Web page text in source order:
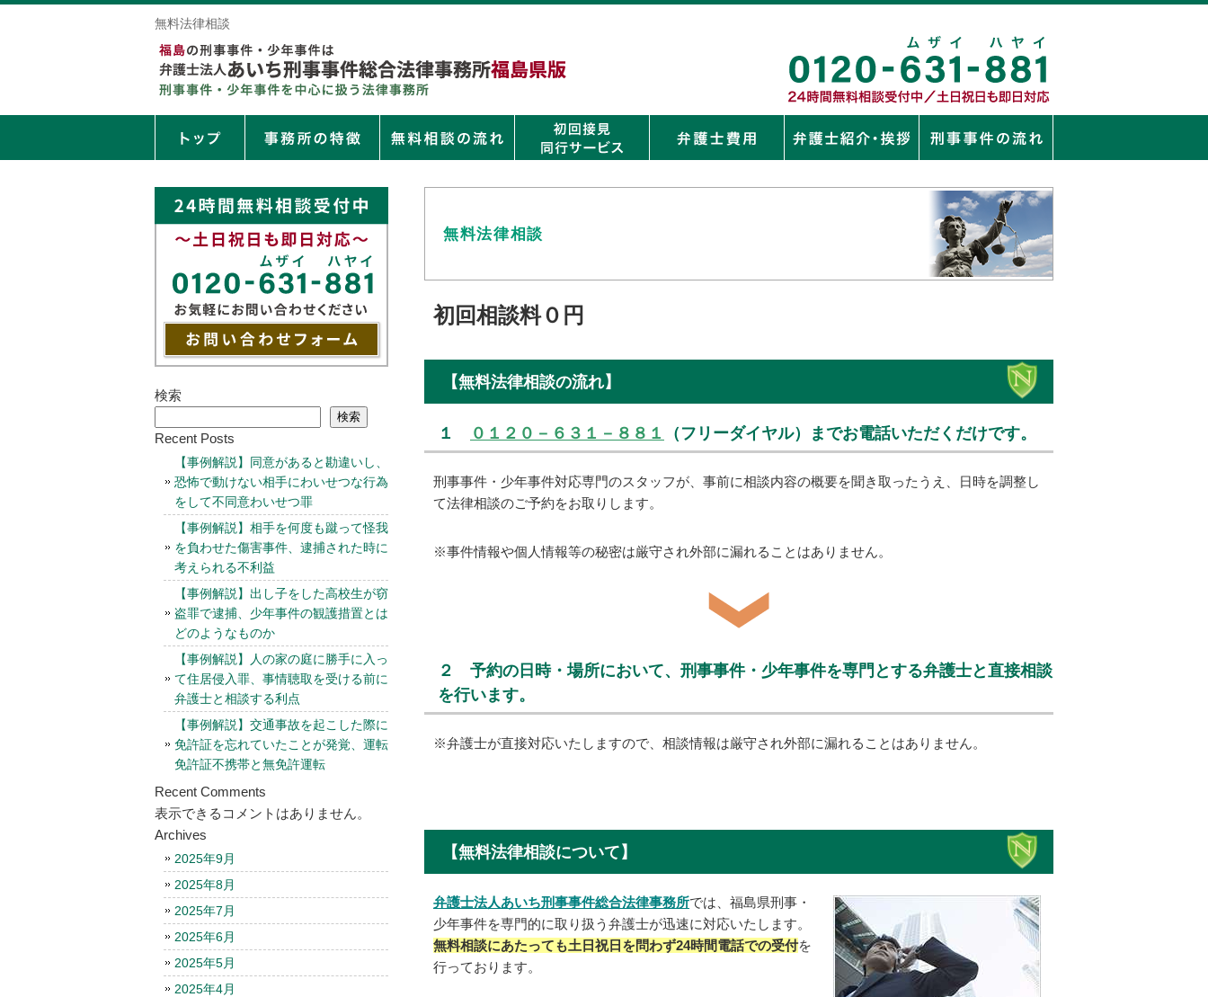
無料法律相談
無料法律相談
初回相談料０円
【無料法律相談の流れ】
１ ０１２０－６３１－８８１ （フリーダイヤル）までお電話いただくだけです。
刑事事件・少年事件対応専門のスタッフが、事前に相談内容の概要を聞き取ったうえ、日時を調整し
て法律相談のご予約をお取りします。
※事件情報や個人情報等の秘密は厳守され外部に漏れることはありません。
２ 予約の日時・場所において、刑事事件・少年事件を専門とする弁護士と直接相談
を行います。
※弁護士が直接対応いたしますので、相談情報は厳守され外部に漏れることはありません。
【無料法律相談について】
弁護士法人あいち刑事事件総合法律事務所では、福島県刑事・
少年事件を専門的に取り扱う弁護士が迅速に対応いたします。
無料相談にあたっても土日祝日を問わず24時間電話での受付を
行っております。
検索
検索
Recent Posts
【事例解説】同意があると勘違いし、
恐怖で動けない相手にわいせつな行為
をして不同意わいせつ罪
【事例解説】相手を何度も蹴って怪我
を負わせた傷害事件、逮捕された時に
考えられる不利益
【事例解説】出し子をした高校生が窃
盗罪で逮捕、少年事件の観護措置とは
どのようなものか
【事例解説】人の家の庭に勝手に入っ
て住居侵入罪、事情聴取を受ける前に
弁護士と相談する利点
【事例解説】交通事故を起こした際に
免許証を忘れていたことが発覚、運転
免許証不携帯と無免許運転
Recent Comments
表示できるコメントはありません。
Archives
2025年9月
2025年8月
2025年7月
2025年6月
2025年5月
2025年4月